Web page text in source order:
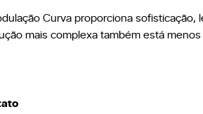
Curva proporciona
mais complexa também está